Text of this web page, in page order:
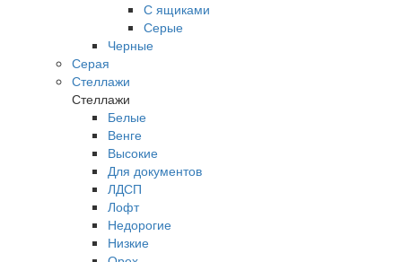
С ящиками
Серые
Черные
Серая
Стеллажи
Стеллажи
Белые
Венге
Высокие
Для документов
ЛДСП
Лофт
Недорогие
Низкие